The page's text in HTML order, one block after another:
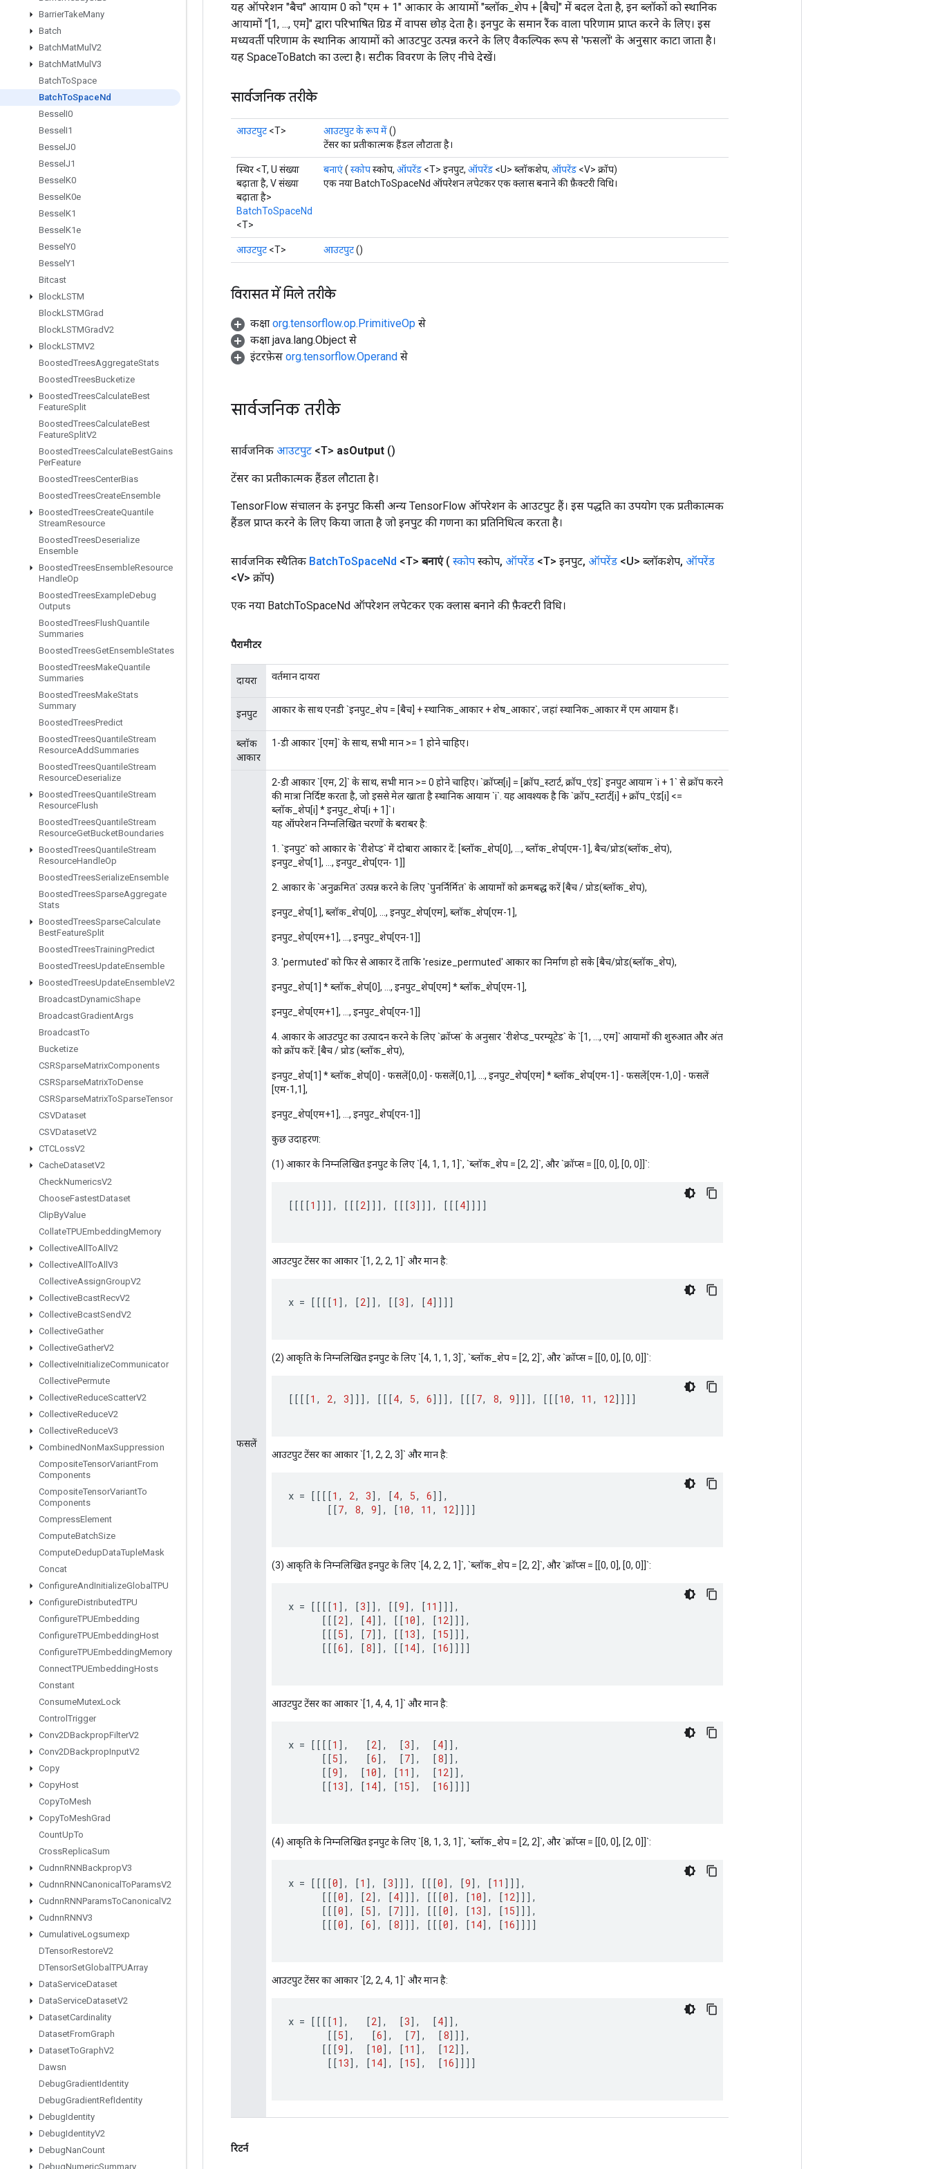
BarrierTakeMany
Batch
BatchMatMul V2
BatchMatMul V3
BatchToSpace
BatchToSpaceNd
Bessel I0
Bessel I1
Bessel J0
Bessel J1
Bessel K0
Bessel K0e
Bessel K1
Bessel K1e
Bessel Y0
Bessel Y1
Bitcast
BlockLSTM
BlockLSTMGrad
BlockLSTMGradV2
BlockLSTMV2
BoostedTreesAggregateStats
BoostedTreesBucketize
BoostedTreesCalculateBest
FeatureSplit
BoostedTreesCalculateBest
FeatureSplitV2
BoostedTreesCalculateBestGains
PerFeature
BoostedTreesCenterBias
BoostedTreesCreateEnsemble
BoostedTreesCreateQuantile
StreamResource
BoostedTreesDeserialize
Ensemble
BoostedTreesEnsembleResource
HandleOp
BoostedTreesExampleDebug
Outputs
BoostedTreesFlushQuantile
Summaries
BoostedTreesGetEnsembleStates
BoostedTreesMakeQuantile
Summaries
BoostedTreesMakeStats
Summary
BoostedTreesPredict
BoostedTreesQuantileStream
ResourceAddSummaries
BoostedTreesQuantileStream
ResourceDeserialize
BoostedTreesQuantileStream
ResourceFlush
BoostedTreesQuantileStream
ResourceGetBucketBoundaries
BoostedTreesQuantileStream
ResourceHandleOp
BoostedTreesSerializeEnsemble
BoostedTreesSparseAggregate
Stats
BoostedTreesSparseCalculate
BestFeatureSplit
BoostedTreesTrainingPredict
BoostedTreesUpdateEnsemble
BoostedTreesUpdateEnsembleV2
BroadcastDynamicShape
BroadcastGradientArgs
BroadcastTo
Bucketize
CSRSparseMatrixComponents
CSRSparseMatrixToDense
CSRSparseMatrixToSparseTensor
CSVDataset
CSVDatasetV2
CTCLossV2
CacheDatasetV2
CheckNumericsV2
ChooseFastestDataset
ClipByValue
CollateTPUEmbeddingMemory
CollectiveAll ToAll V2
CollectiveAll ToAll V3
CollectiveAssignGroupV2
CollectiveBcastRecvV2
CollectiveBcastSendV2
CollectiveGather
CollectiveGatherV2
CollectiveInitializeCommunicator
CollectivePermute
CollectiveReduceScatterV2
CollectiveReduceV2
CollectiveReduceV3
CombinedNonMaxSuppression
CompositeTensorVariantFrom
Components
CompositeTensorVariantTo
Components
CompressElement
ComputeBatchSize
ComputeDedupDataTupleMask
Concat
ConfigureAndInitializeGlobal TPU
ConfigureDistributedTPU
ConfigureTPUEmbedding
ConfigureTPUEmbeddingHost
ConfigureTPUEmbeddingMemory
ConnectTPUEmbeddingHosts
Constant
ConsumeMutexLock
Control Trigger
Conv2DBackpropFilterV2
Conv2DBackpropInputV2
Copy
CopyHost
CopyToMesh
CopyToMeshGrad
CountUpTo
CrossReplicaSum
CudnnRNNBackpropV3
CudnnRNNCanonical ToParamsV2
CudnnRNNParamsToCanonical V2
CudnnRNNV3
CumulativeLogsumexp
DTensorRestoreV2
DTensorSetGlobal TPUArray
DataServiceDataset
DataServiceDatasetV2
DatasetCardinality
DatasetFromGraph
DatasetToGraphV2
Dawsn
DebugGradientIdentity
DebugGradientRefIdentity
DebugIdentity
DebugIdentityV2
DebugNanCount
DebugNumericSummary
यह ऑपरेशन "बैच" आयाम 0 को "एम + 1" आकार के आयामों "ब्लॉक_शेप + [बैच]" में बदल देता है, इन ब्लॉकों को स्थानिक
आयामों "[1, ..., एम]" द्वारा परिभाषित ग्रिड में वापस छोड़ देता है। इनपुट के समान रैंक वाला परिणाम प्राप्त करने के लिए। इस
मध्यवर्ती परिणाम के स्थानिक आयामों को आउटपुट उत्पन्न करने के लिए वैकल्पिक रूप से 'फसलों' के अनुसार काटा जाता है।
यह SpaceToBatch का उल्टा है। सटीक विवरण के लिए नीचे देखें।
सार्वजनिक तरीके
आउटपुट <T> आउटपुट के रूप में()
टेंसर का प्रतीकात्मक हैंडल लौटाता है।
स्थिर <T, U संख्या
बढ़ाता है, V संख्या
बढ़ाता है>
BatchToSpaceNd
<T>
बनाएं( स्कोपस्कोप, ऑपरेंड <T> इनपुट, ऑपरेंड <U> ब्लॉकशेप, ऑपरेंड <V> क्रॉप)
एक नया BatchToSpaceNd ऑपरेशन लपेटकर एक क्लास बनाने की फ़ैक्टरी विधि।
आउटपुट <T> आउटपुट()
विरासत में मिले तरीके
कक्षा org.tensorflow.op.PrimitiveOp से
कक्षा java.lang.Object से
इंटरफ़ेस org.tensorflow.Operand से
सार्वजनिक तरीके
सार्वजनिक आउटपुट <T> asOutput ()
टेंसर का प्रतीकात्मक हैंडल लौटाता है।
TensorFlow संचालन के इनपुट किसी अन्य TensorFlow ऑपरेशन के आउटपुट हैं। इस पद्धति का उपयोग एक प्रतीकात्मक
हैंडल प्राप्त करने के लिए किया जाता है जो इनपुट की गणना का प्रतिनिधित्व करता है।
सार्वजनिक स्थैतिक BatchToSpaceNd <T> बनाएं ( स्कोप स्कोप, ऑपरेंड <T> इनपुट, ऑपरेंड <U> ब्लॉकशेप, ऑपरेंड
<V> क्रॉप)
एक नया BatchToSpaceNd ऑपरेशन लपेटकर एक क्लास बनाने की फ़ैक्टरी विधि।
पैरामीटर
दायरा वर्तमान दायरा
इनपुट आकार के साथ एनडी `इनपुट_शेप = [बैच] + स्थानिक_आकार + शेष_आकार`, जहां स्थानिक_आकार में एम आयाम हैं।
ब्लॉक
आकार
1-डी आकार `[एम]` के साथ, सभी मान >= 1 होने चाहिए।
फसलें
2-डी आकार `[एम, 2]` के साथ, सभी मान >= 0 होने चाहिए। `क्रॉप्स[i] = [क्रॉप_स्टार्ट, क्रॉप_एंड]` इनपुट आयाम `i + 1` से क्रॉप करने
की मात्रा निर्दिष्ट करता है, जो इससे मेल खाता है स्थानिक आयाम `i`. यह आवश्यक है कि `क्रॉप_स्टार्ट[i] + क्रॉप_एंड[i] <=
ब्लॉक_शेप[i] * इनपुट_शेप[i + 1]`।
यह ऑपरेशन निम्नलिखित चरणों के बराबर है:
1. `इनपुट` को आकार के `रीशेप्ड` में दोबारा आकार दें: [ब्लॉक_शेप[0], ..., ब्लॉक_शेप[एम-1], बैच/प्रोड(ब्लॉक_शेप),
इनपुट_शेप[1], ..., इनपुट_शेप[एन- 1]]
2. आकार के `अनुक्रमित` उत्पन्न करने के लिए `पुनर्निर्मित` के आयामों को क्रमबद्ध करें [बैच / प्रोड(ब्लॉक_शेप),
इनपुट_शेप[1], ब्लॉक_शेप[0], ..., इनपुट_शेप[एम], ब्लॉक_शेप[एम-1],
इनपुट_शेप[एम+1], ..., इनपुट_शेप[एन-1]]
3. 'permuted' को फिर से आकार दें ताकि 'resize_permuted' आकार का निर्माण हो सके [बैच/प्रोड(ब्लॉक_शेप),
इनपुट_शेप[1] * ब्लॉक_शेप[0], ..., इनपुट_शेप[एम] * ब्लॉक_शेप[एम-1],
इनपुट_शेप[एम+1], ..., इनपुट_शेप[एन-1]]
4. आकार के आउटपुट का उत्पादन करने के लिए `क्रॉप्स` के अनुसार `रीशेप्ड_परम्यूटेड` के `[1, ..., एम]` आयामों की शुरुआत और अंत
को क्रॉप करें: [बैच / प्रोड (ब्लॉक_शेप),
इनपुट_शेप[1] * ब्लॉक_शेप[0] - फसलें[0,0] - फसलें[0,1], ..., इनपुट_शेप[एम] * ब्लॉक_शेप[एम-1] - फसलें[एम-1,0] - फसलें
[एम-1,1],
इनपुट_शेप[एम+1], ..., इनपुट_शेप[एन-1]]
कुछ उदाहरण:
(1) आकार के निम्नलिखित इनपुट के लिए `[4, 1, 1, 1]`, `ब्लॉक_शेप = [2, 2]`, और `क्रॉप्स = [[0, 0], [0, 0]]`:
[[[[1 ]]] , [[[2]]] , [[[3]]] , [[[4]]]]
आउटपुट टेंसर का आकार `[1, 2, 2, 1]` और मान है:
x = [[[[1 ] , [2]] , [[3] , [4]]]]
(2) आकृति के निम्नलिखित इनपुट के लिए `[4, 1, 1, 3]`, `ब्लॉक_शेप = [2, 2]`, और `क्रॉप्स = [[0, 0], [0, 0]]`:
[[[[1 , 2, 3]]] , [[[4, 5, 6]]] , [[[7, 8, 9]]] , [[[10, 11 , 12]]]]
आउटपुट टेंसर का आकार `[1, 2, 2, 3]` और मान है:
x = [[[[1 , 2, 3] , [4, 5, 6]] ,
[[7, 8, 9] , [10, 11 , 12]]]]
(3) आकृति के निम्नलिखित इनपुट के लिए `[4, 2, 2, 1]`, `ब्लॉक_शेप = [2, 2]`, और `क्रॉप्स = [[0, 0], [0, 0]]`:
x = [[[[1 ] , [3]] , [[9] , [11 ]]] ,
[[[2] , [4]] , [[10] , [12]]] ,
[[[5] , [7]] , [[13] , [15]]] ,
[[[6] , [8]] , [[14] , [16]]]]
आउटपुट टेंसर का आकार `[1, 4, 4, 1]` और मान है:
x = [[[[1 ] , [2] , [3] , [4]] ,
[[5] , [6] , [7] , [8]] ,
[[9] , [10] , [11 ] , [12]] ,
[[13] , [14] , [15] , [16]]]]
(4) आकृति के निम्नलिखित इनपुट के लिए `[8, 1, 3, 1]`, `ब्लॉक_शेप = [2, 2]`, और `क्रॉप्स = [[0, 0], [2, 0]]`:
x = [[[[0] , [1 ] , [3]]] , [[[0] , [9] , [11 ]]] ,
[[[0] , [2] , [4]]] , [[[0] , [10] , [12]]] ,
[[[0] , [5] , [7]]] , [[[0] , [13] , [15]]] ,
[[[0] , [6] , [8]]] , [[[0] , [14] , [16]]]]
आउटपुट टेंसर का आकार `[2, 2, 4, 1]` और मान है:
x = [[[[1 ] , [2] , [3] , [4]] ,
[[5] , [6] , [7] , [8]]] ,
[[[9] , [10] , [11 ] , [12]] ,
[[13] , [14] , [15] , [16]]]]
रिटर्न